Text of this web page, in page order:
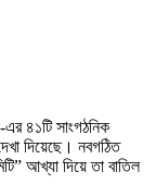
এর ৪১টি সাংগঠনিক
দিয়েছে। নবগঠিত
আখ্যা দিয়ে তা বাতিল